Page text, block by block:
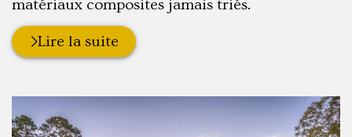
matériaux composites jamais triés.
Lire la suite